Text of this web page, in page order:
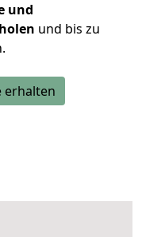
und
und bis zu
erhalten